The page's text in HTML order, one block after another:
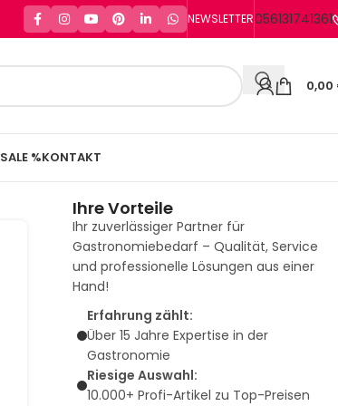
NEWSLETTER056131741361
0,00
SALE %KONTAKT
Ihre Vorteile
Ihr zuverlässiger Partner für
Gastronomiebedarf – Qualität, Service
und professionelle Lösungen aus einer
Hand!
Erfahrung zählt:
Über 15 Jahre Expertise in der
Gastronomie
Riesige Auswahl:
10.000+ Profi-Artikel zu Top-Preisen